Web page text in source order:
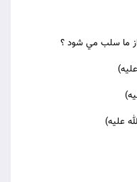
ما سلب مي شود ؟
علیه‌)